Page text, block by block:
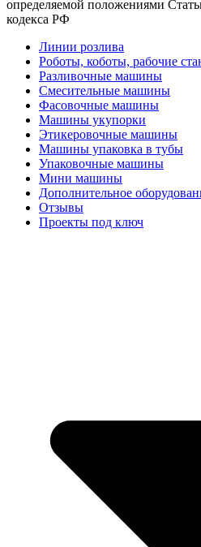
определяемой положениями
кодекса РФ
Линии розлива
Роботы, коботы, рабочие
Разливочные машины
Смесительные машины
Фасовочные машины
Машины укупорки
Этикеровочные машины
Машины упаковка в тубы
Упаковочные машины
Мини машины
Дополнительное
Отзывы
Проекты под ключ